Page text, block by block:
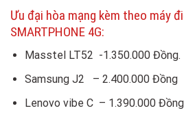
Ưu đại hòa mạng kèm theo máy
SMARTPHONE 4G:
Masstel LT52 -1.350.000 Đồng.
Samsung J2 – 2.400.000 Đồng
Lenovo vibe C – 1.390.000 Đồng